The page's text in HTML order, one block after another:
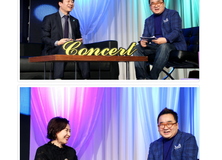
한 기업가정신이고 그 정신을 잃지 않는 것이 중요하다는
말로 진행을 맡은 김영세 이노디자인 회장은 ‘김영세의 기
업가정신 콘서트’ 시즌2 9회 행사를 끝맺었다.
한국경제TV와 함께 이 행사를 이끌고 있는 스타리치 어드
바이져 김광열 대표는 “이번 기업가정신 콘서트에서도 건
강한 기업가정신을 지닌 2명의 기업가를 만나 그들의 생각
을 듣고, 공유할 수 있어 기쁘다. 매번 콘서트를 진행하면서
깨달은 것은 기업의 규모는 기업의 성장과 연속성에 큰 비
중을 차지하지 않는다는 것이다. 기업가가 어떤 마음을 가
졌는가에 따라 기업의 규모 성장과 질적 성장에 큰 영향을